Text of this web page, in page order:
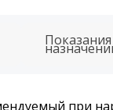
при